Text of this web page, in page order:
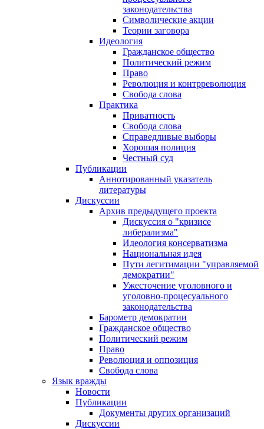
законодательства
Символические акции
Теории заговора
Идеология
Гражданское общество
Политический режим
Право
Революция и контрреволюция
Свобода слова
Практика
Приватность
Свобода слова
Справедливые выборы
Хорошая полиция
Честный суд
Публикации
Аннотированный указатель
литературы
Дискуссии
Архив предыдущего проекта
Дискуссия о "кризисе
либерализма"
Идеология консерватизма
Национальная идея
Пути легитимации "управляемой
демократии"
Ужесточение уголовного и
уголовно-процесуального
законодательства
Барометр демократии
Гражданское общество
Политический режим
Право
Революция и оппозиция
Свобода слова
Язык вражды
Новости
Публикации
Документы других организаций
Дискуссии